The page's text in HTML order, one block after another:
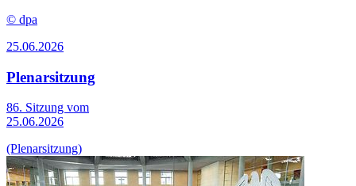
© dpa
25.06.2026
Plenarsitzung
86. Sitzung vom
25.06.2026
(Plenarsitzung)